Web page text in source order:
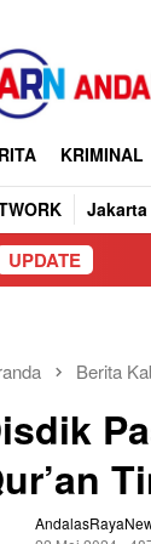
KRIMINAL
Jakarta
UPDATE
Berita